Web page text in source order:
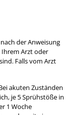
der Anweisung
Ihrem Arzt oder
Falls vom Arzt
akuten Zuständen
je 5 Sprühstöße in
1 Woche